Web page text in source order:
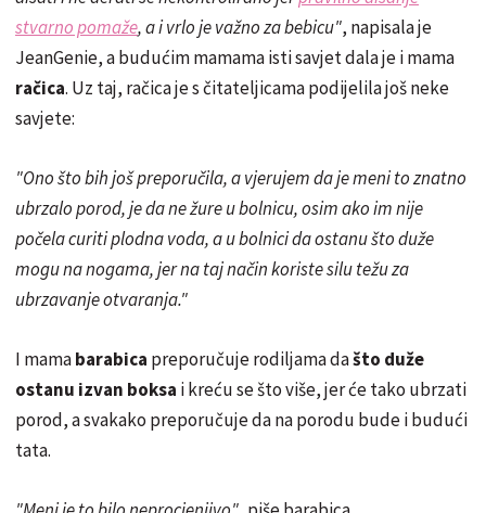
stvarno pomaže, a i vrlo je važno za bebicu", napisala je
JeanGenie, a budućim mamama isti savjet dala je i mama
račica. Uz taj, račica je s čitateljicama podijelila još neke
savjete:
"Ono što bih još preporučila, a vjerujem da je meni to znatno
ubrzalo porod, je da ne žure u bolnicu, osim ako im nije
počela curiti plodna voda, a u bolnici da ostanu što duže
mogu na nogama, jer na taj način koriste silu težu za
ubrzavanje otvaranja."
I mamabarabica preporučuje rodiljama dašto duže
ostanu izvan boksa i kreću se što više, jer će tako ubrzati
porod, a svakako preporučuje da na porodu bude i budući
tata.